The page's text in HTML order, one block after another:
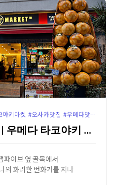
#우메다타코야키마켓 #오사카타코야키마켓 #오사카맛집 #우메다맛집 #오사카타코야키맛집 #햅파이브맛집 #한큐백화점맛집 #오사카주유패스 #오사카주유패스혜택 #오사카여행코스 #OsakaTakoyakiMarket
오사카 우메다 맛집 | 우메다 타코야키 마켓 (주유패스…
이브 옆 골목에서
의 화려한 번화가를 지나